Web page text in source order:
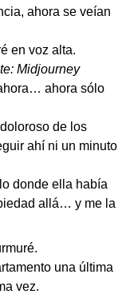
ahora se veían
en voz alta.
Midjourney
ahora sólo
de los
ahí ni un minuto
donde ella había
allá… y me la
una última
vez.